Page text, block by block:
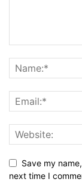
Save my
next time I